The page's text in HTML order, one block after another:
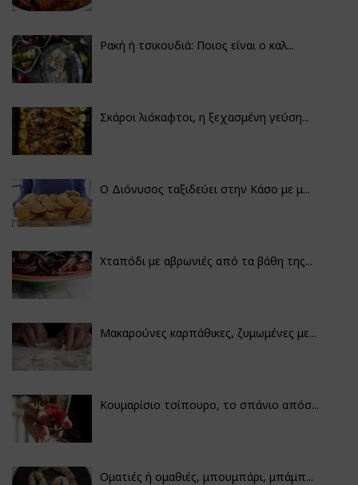
Ρακή ή τσικουδιά: Ποιος είναι ο καλ...
Σκάροι λιόκαφτοι, η ξεχασμένη γεύση...
Ο Διόνυσος ταξιδεύει στην Κάσο με μ...
Χταπόδι με αβρωνιές από τα βάθη της...
Μακαρούνες καρπάθικες, ζυμωμένες με...
Κουμαρίσιο τσίπουρο, το σπάνιο απόσ...
Οματιές ή ομαθιές, μπουμπάρι, μπάμπ...